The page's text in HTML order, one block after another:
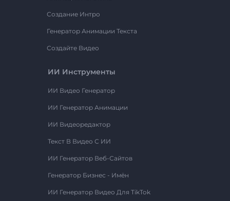
Создание Интро
Генератор Анимации Текста
Создайте Видео
ИИ Инструменты
ИИ Видео Генератор
ИИ Генератор Анимации
ИИ Видеоредактор
Текст В Видео С ИИ
ИИ Генератор Веб-Сайтов
Генератор Бизнес - Имён
ИИ Генератор Видео Для TikTok